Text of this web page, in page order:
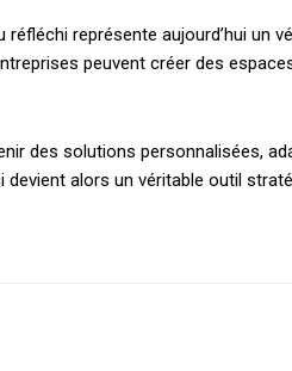
représente aujourd’hui un
peuvent créer des
des solutions personnalisées,
alors un véritable outil